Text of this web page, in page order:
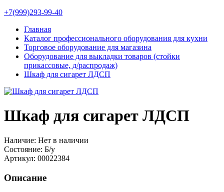
+7(999)293-99-40
Главная
Каталог профессионального оборудования для кухни
Торговое оборудование для магазина
Оборудование для выкладки товаров (стойки
прикассовые, д/распродаж)
Шкаф для сигарет ЛДСП
Шкаф для сигарет ЛДСП
Наличие: Нет в наличии
Состояние: Б/у
Артикул: 00022384
Описание